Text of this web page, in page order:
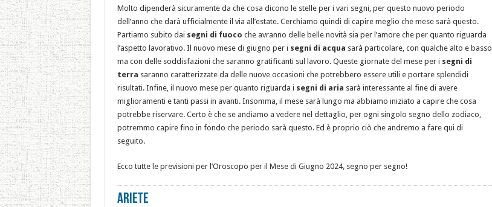
Molto dipenderà sicuramente da che cosa dicono le stelle per i vari segni, per questo nuovo periodo
dell’anno che darà ufficialmente il via all’estate. Cerchiamo quindi di capire meglio che mese sarà questo.
Partiamo subito dai segni di fuoco che avranno delle belle novità sia per l’amore che per quanto riguarda
l’aspetto lavorativo. Il nuovo mese di giugno per i segni di acqua sarà particolare, con qualche alto e basso
ma con delle soddisfazioni che saranno gratificanti sul lavoro. Queste giornate del mese per i segni di
terra saranno caratterizzate da delle nuove occasioni che potrebbero essere utili e portare splendidi
risultati. Infine, il nuovo mese per quanto riguarda i segni di aria sarà interessante al fine di avere
miglioramenti e tanti passi in avanti. Insomma, il mese sarà lungo ma abbiamo iniziato a capire che cosa
potrebbe riservare. Certo è che se andiamo a vedere nel dettaglio, per ogni singolo segno dello zodiaco,
potremmo capire fino in fondo che periodo sarà questo. Ed è proprio ciò che andremo a fare qui di
seguito.
Ecco tutte le previsioni per l’Oroscopo per il Mese di Giugno 2024, segno per segno!
Ariete